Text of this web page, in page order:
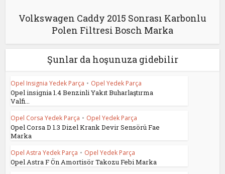
Volkswagen Caddy 2015 Sonrası Karbonlu
Polen Filtresi Bosch Marka
Şunlar da hoşunuza gidebilir
Opel Insignia Yedek Parça • Opel Yedek Parça
Opel insignia 1.4 Benzinli Yakıt Buharlaştırma
Valfi...
Opel Corsa Yedek Parça • Opel Yedek Parça
Opel Corsa D 1.3 Dizel Krank Devir Sensörü Fae
Marka
Opel Astra Yedek Parça • Opel Yedek Parça
Opel Astra F Ön Amortisör Takozu Febi Marka